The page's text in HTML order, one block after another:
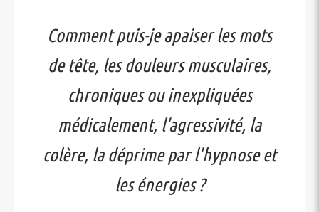
Comment puis-je apaiser les mots
de tête, les douleurs musculaires,
chroniques ou inexpliquées
médicalement, l'agressivité, la
colère, la déprime par l'hypnose et
les énergies ?